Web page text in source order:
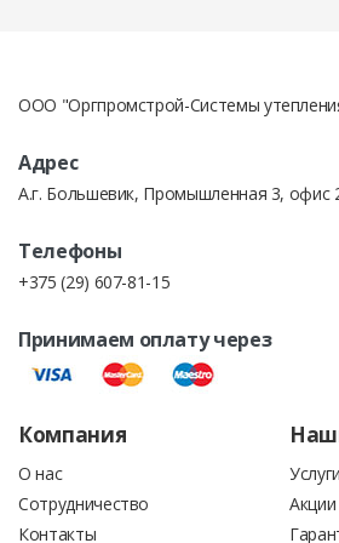
претензии по товару не
Счет на товары может быть выставлен
так и физическому лицу.
ОПЛАТА КРЕДИТНЫМИ
Выставление счетов для кредитной
ООО "Оргпромстрой-Системы
Адрес
А.г. Большевик, Промышленная 3, офис
Телефоны
+375 (29) 607-81-15
Принимаем оплату через
Компания
О нас
Сотрудничество
Контакты
Услуги
Акции